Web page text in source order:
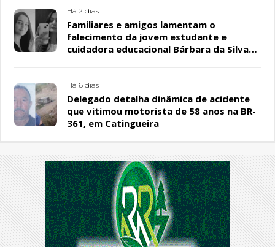
Há 2 dias
Familiares e amigos lamentam o
falecimento da jovem estudante e
cuidadora educacional Bárbara da Silva
Há 6 dias
Delegado detalha dinâmica de acidente
que vitimou motorista de 58 anos na BR-
361, em Catingueira